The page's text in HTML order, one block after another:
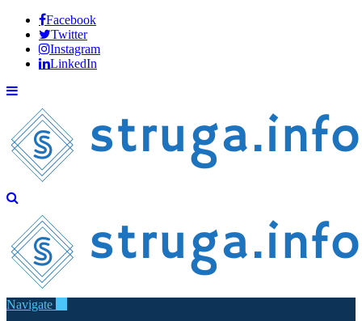
Facebook
Twitter
Instagram
LinkedIn
Navigate